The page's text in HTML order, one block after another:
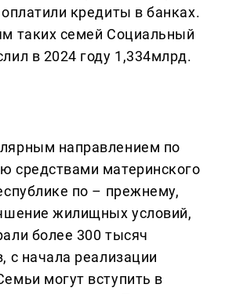
кредиты в банках.
таких семей Социальный
в 2024 году 1,334млрд.
направлением по
средствами материнского
по – прежнему,
жилищных условий,
более 300 тысяч
с начала реализации
могут вступить в